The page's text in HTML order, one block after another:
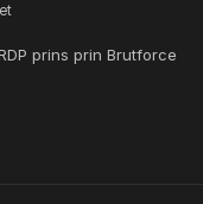
prins prin Brutforce